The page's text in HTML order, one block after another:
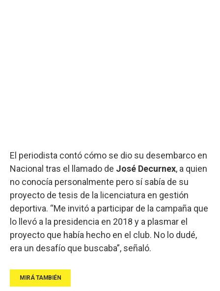
El periodista contó cómo se dio su desembarco en
Nacional tras el llamado de José Decurnex, a quien
no conocía personalmente pero sí sabía de su
proyecto de tesis de la licenciatura en gestión
deportiva. “Me invitó a participar de la campaña que
lo llevó a la presidencia en 2018 y a plasmar el
proyecto que había hecho en el club. No lo dudé,
era un desafío que buscaba”, señaló.